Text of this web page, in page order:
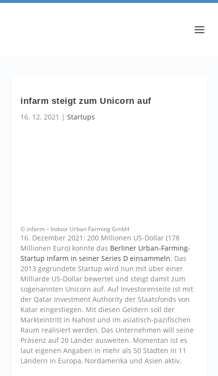
infarm steigt zum Unicorn auf
16. 12. 2021 |Startups
© infarm – Indoor Urban Farming GmbH
16. Dezember 2021: 200 Millionen US-Dollar (178
Millionen Euro) konnte das Berliner Urban-Farming-
Startup infarm in seiner Series D einsammeln. Das
2013 gegründete Startup wird nun mit über einer
Milliarde US-Dollar bewertet und steigt damit zum
sogenannten Unicorn auf. Auf Investorenseite ist mit
der Qatar Investment Authority der Staatsfonds von
Katar eingestiegen. Mit diesen Geldern soll der
Markteintritt in Nahost und im asiatisch-pazifischen
Raum realisiert werden. Das Unternehmen will seine
Präsenz auf 20 Länder ausweiten. Momentan ist es
laut eigenen Angaben in mehr als 50 Städten in 11
Ländern in Europa, Nordamerika und Asien aktiv.